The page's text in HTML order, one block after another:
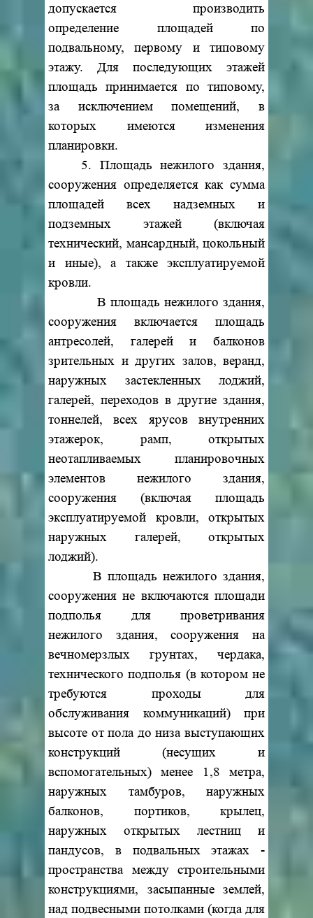
допускается производить
определение площадей по
подвальному, первому и типовому
этажу. Для последующих этажей
площадь принимается по типовому,
за исключением помещений, в
которых имеются изменения
планировки.
5. Площадь нежилого здания,
сооружения определяется как сумма
площадей всех надземных и
подземных этажей (включая
технический, мансардный, цокольный
и иные), а также эксплуатируемой
кровли.
В площадь нежилого здания,
сооружения включается площадь
антресолей, галерей и балконов
зрительных и других залов, веранд,
наружных застекленных лоджий,
галерей, переходов в другие здания,
тоннелей, всех ярусов внутренних
этажерок, рамп, открытых
неотапливаемых планировочных
элементов нежилого здания,
сооружения (включая площадь
эксплуатируемой кровли, открытых
наружных галерей, открытых
лоджий).
В площадь нежилого здания,
сооружения не включаются площади
подполья для проветривания
нежилого здания, сооружения на
вечномерзлых грунтах, чердака,
технического подполья (в котором не
требуются проходы для
обслуживания коммуникаций) при
высоте от пола до низа выступающих
конструкций (несущих и
вспомогательных) менее 1,8 метра,
наружных тамбуров, наружных
балконов, портиков, крылец,
наружных открытых лестниц и
пандусов, в подвальных этажах -
пространства между строительными
конструкциями, засыпанные землей,
над подвесными потолками (когда для